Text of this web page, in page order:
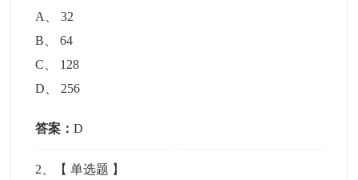
A
、32
B 、64
C
128
D
256
答案：D
2 、【单选题 】